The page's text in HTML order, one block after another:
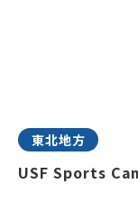
東北地方
USF Sports